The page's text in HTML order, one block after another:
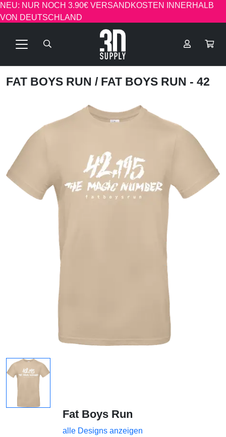
NEU: NUR NOCH 3.90€ VERSANDKOSTEN INNERHALB
VON DEUTSCHLAND
FAT BOYS RUN / FAT BOYS RUN - 42
Fat Boys Run
alle Designs anzeigen